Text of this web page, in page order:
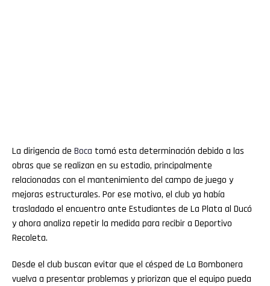
La dirigencia de Boca tomó esta determinación debido a las
obras que se realizan en su estadio, principalmente
relacionadas con el mantenimiento del campo de juego y
mejoras estructurales. Por ese motivo, el club ya había
trasladado el encuentro ante Estudiantes de La Plata al Ducó
y ahora analiza repetir la medida para recibir a Deportivo
Recoleta.
Desde el club buscan evitar que el césped de La Bombonera
vuelva a presentar problemas y priorizan que el equipo pueda